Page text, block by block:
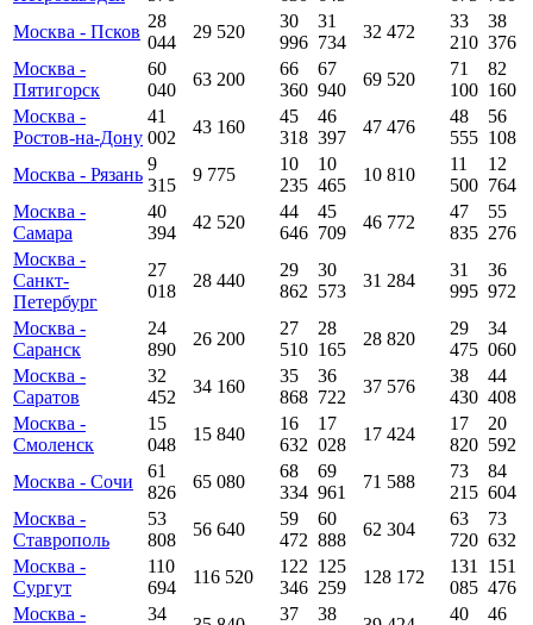
Москва - Псков
28
044
29 520
30
996
31
734
32 472
33
210
38
376
Москва -
Пятигорск
60
040
63 200
66
360
67
940
69 520
71
100
82
160
Москва -
Ростов-на-Дону
41
002
43 160
45
318
46
397
47 476
48
555
56
108
Москва - Рязань
9
315
9 775
10
235
10
465
10 810
11
500
12
764
Москва -
Самара
40
394
42 520
44
646
45
709
46 772
47
835
55
276
Москва -
Санкт-
Петербург
27
018
28 440
29
862
30
573
31 284
31
995
36
972
Москва -
Саранск
24
890
26 200
27
510
28
165
28 820
29
475
34
060
Москва -
Саратов
32
452
34 160
35
868
36
722
37 576
38
430
44
408
Москва -
Смоленск
15
048
15 840
16
632
17
028
17 424
17
820
20
592
Москва - Сочи
61
826
65 080
68
334
69
961
71 588
73
215
84
604
Москва -
Ставрополь
53
808
56 640
59
472
60
888
62 304
63
720
73
632
Москва -
Сургут
110
694
116 520
122
346
125
259
128 172
131
085
151
476
Москва -
34
37
38
40
46